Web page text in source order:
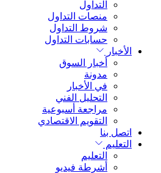
التداول
منصات التداول
شروط التداول
حسابات التداول
الأخبار
أخبار السوق
مدونة
في الأخبار
التحليل الفني
مراجعة أسبوعية
التقويم الاقتصادي
اتصل بنا
التعليم
التعليم
أشرطة فيديو